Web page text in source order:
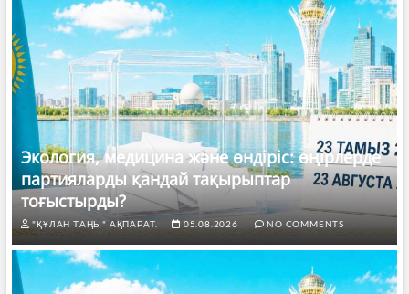
Экология, медицина және өндіріс: өңірлерде
партияларды қандай тақырыптар
тоғыстырды?
"ҚҰЛАН ТАҢЫ" АҚПАРАТ. 05.08.2026 NO COMMENTS